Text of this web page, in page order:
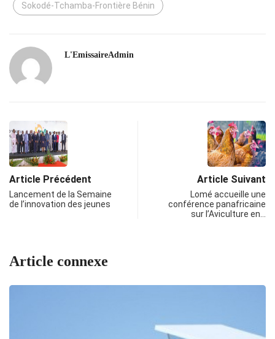
Sokodé-Tchamba-Frontière Bénin
L'EmissaireAdmin
Article Précédent
Lancement de la Semaine
de l’innovation des jeunes
Article Suivant
Lomé accueille une
conférence panafricaine
sur l’Aviculture en…
Article connexe